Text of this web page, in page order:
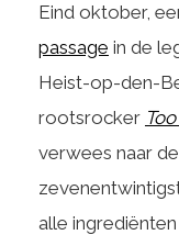
Eind oktober,
passage in de
Heist-op-den-
rootsrocker
verwees naar
alle